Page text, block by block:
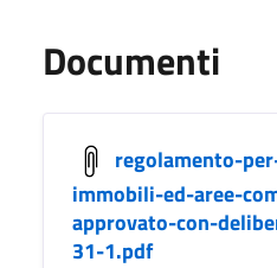
Documenti
regolamento-
immobili-ed-aree-
approvato-con-
31-1.pdf